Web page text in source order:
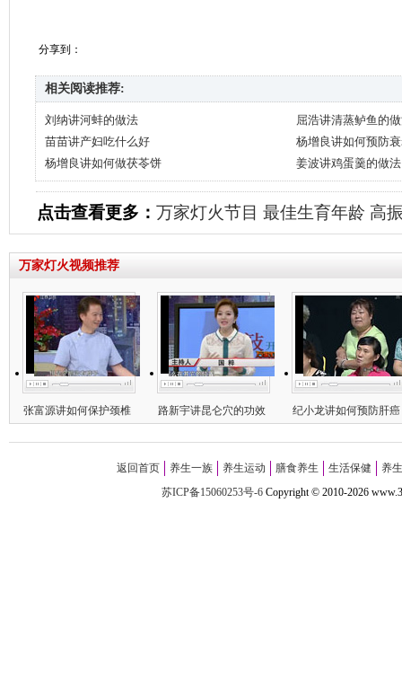
分享到：
相关阅读推荐:
刘纳讲河蚌的做法
屈浩讲清蒸鲈鱼的
苗苗讲产妇吃什么好
杨增良讲如何预防
杨增良讲如何做茯苓饼
姜波讲鸡蛋羹的做法
点击查看更多： 万家灯火节目 最佳生育年龄 高
万家灯火视频推荐
张富源讲如何保护颈椎 路新宇讲昆仑穴的功效 纪小龙讲如何预防肝癌
返回首页 养生一族 养生运动 膳食养生 生活保健
养
苏ICP备15060253号-6Copyright©2010-2026